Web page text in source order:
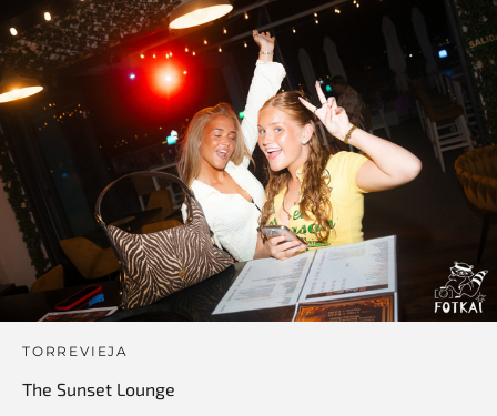
TORREVIEJA
The Sunset Lounge